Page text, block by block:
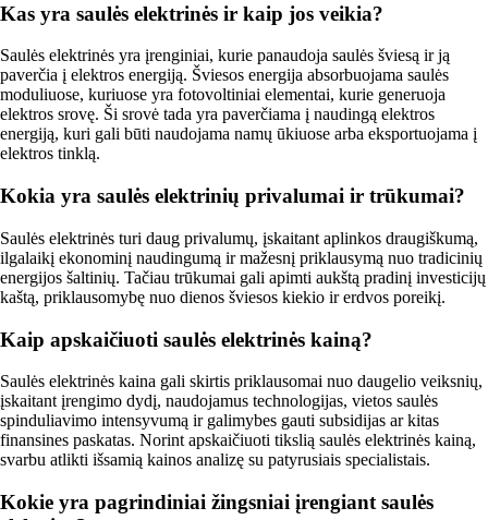
Kas yra saulės elektrinės ir kaip jos veikia?
Saulės elektrinės yra įrenginiai, kurie panaudoja saulės šviesą ir ją
paverčia į elektros energiją. Šviesos energija absorbuojama saulės
moduliuose, kuriuose yra fotovoltiniai elementai, kurie generuoja
elektros srovę. Ši srovė tada yra paverčiama į naudingą elektros
energiją, kuri gali būti naudojama namų ūkiuose arba eksportuojama į
elektros tinklą.
Kokia yra saulės elektrinių privalumai ir trūkumai?
Saulės elektrinės turi daug privalumų, įskaitant aplinkos draugiškumą,
ilgalaikį ekonominį naudingumą ir mažesnį priklausymą nuo tradicinių
energijos šaltinių. Tačiau trūkumai gali apimti aukštą pradinį investicijų
kaštą, priklausomybę nuo dienos šviesos kiekio ir erdvos poreikį.
Kaip apskaičiuoti saulės elektrinės kainą?
Saulės elektrinės kaina gali skirtis priklausomai nuo daugelio veiksnių,
įskaitant įrengimo dydį, naudojamus technologijas, vietos saulės
spinduliavimo intensyvumą ir galimybes gauti subsidijas ar kitas
finansines paskatas. Norint apskaičiuoti tikslią saulės elektrinės kainą,
svarbu atlikti išsamią kainos analizę su patyrusiais specialistais.
Kokie yra pagrindiniai žingsniai įrengiant saulės